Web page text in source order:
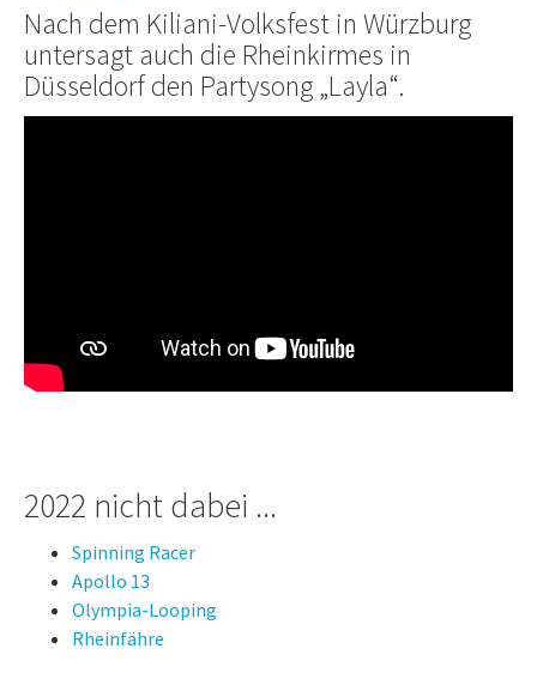
Nach dem Kiliani-Volksfest in Würzburg
untersagt auch die Rheinkirmes in
Düsseldorf den Partysong „Layla“.
2022 nicht dabei ...
Spinning Racer
Apollo 13
Olympia-Looping
Rheinfähre